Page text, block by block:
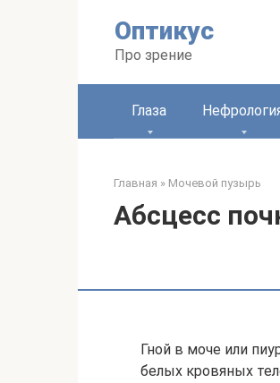
Оптикус
Про зрение
Глаза
Главная » Мочевой пузырь
Абсцесс
Гной в моче или
белых кровяных